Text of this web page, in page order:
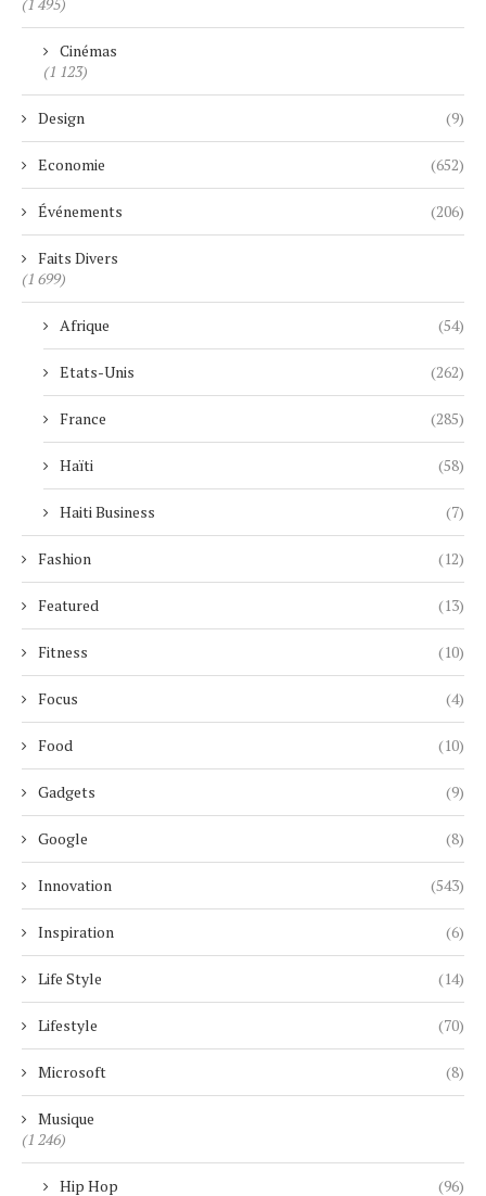
Cinémas
(1 123)
Design (9)
Economie (652)
Événements (206)
Faits Divers
(1 699)
Afrique (54)
Etats-Unis (262)
France (285)
Haïti (58)
Haiti Business (7)
Fashion (12)
Featured (13)
Fitness (10)
Focus (4)
Food (10)
Gadgets (9)
Google (8)
Innovation (543)
Inspiration (6)
Life Style (14)
Lifestyle (70)
Microsoft (8)
Musique
(1 246)
Hip Hop (96)